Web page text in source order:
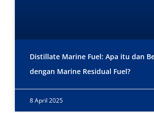
Distillate Marine Fuel: Apa itu dan
dengan Marine Residual Fuel?
8 April 2025